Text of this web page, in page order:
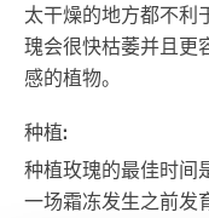
太干燥的地方都不利
瑰会很快枯萎并且更
感的植物。
种植:
种植玫瑰的最佳时间
一场霜冻发生之前发